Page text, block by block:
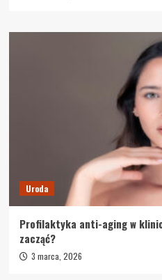
Uroda
Profilaktyka anti-aging w
zacząć?
3 marca, 2026